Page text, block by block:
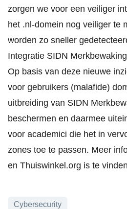
zorgen we voor een veiliger
het .nl-domein nog veiliger te
worden zo sneller
Integratie SIDN Merkbewaking
Op basis van deze nieuwe
voor gebruikers (malafide)
uitbreiding van SIDN
beschermen en daarmee
voor academici die het in
zones toe te passen. Meer
en Thuiswinkel.org is te
Onderwerpen
Cybersecurity